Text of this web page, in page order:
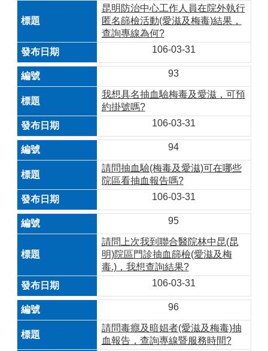
昆明防治中心工作人員在院外執行
匿名篩檢活動(愛滋及梅毒)結果，
查詢專線為何?
106-03-31
93
我想具名抽血驗梅毒及愛滋，可預
約掛號嗎?
106-03-31
94
請問抽血驗(梅毒及愛滋)可在哪些
院區看抽血報告嗎?
106-03-31
95
請問上次我到聯合醫院林中昆(昆
明)院區門診抽血篩檢(愛滋及梅
毒.)，我想查詢結果?
106-03-31
96
請問毒癮及暗娼者(愛滋及梅毒)抽
血報告，查詢專線暨服務時間?